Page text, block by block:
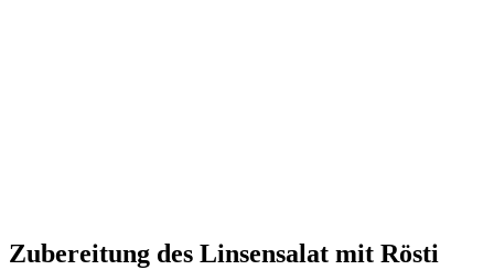
Zubereitung des Linsensalat mit Rösti